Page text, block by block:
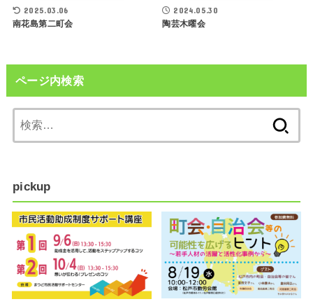
2025.03.06
南花島第二町会
2024.05.30
陶芸木曜会
ページ内検索
索:
pickup